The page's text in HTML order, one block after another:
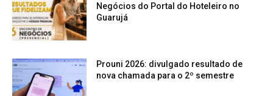
Negócios do Portal do Hoteleiro no
Guarujá
Prouni 2026: divulgado resultado de
nova chamada para o 2º semestre